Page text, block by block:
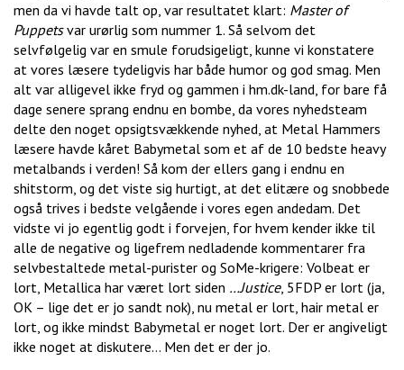
men da vi havde talt op, var resultatet klart: Master of
Puppetsvar urørlig som nummer 1. Så selvom det
selvfølgelig var en smule forudsigeligt, kunne vi konstatere
at vores læsere tydeligvis har både humor og god smag. Men
alt var alligevel ikke fryd og gammen i hm.dk-land, for bare få
dage senere sprang endnu en bombe, da vores nyhedsteam
delte den noget opsigtsvækkende nyhed, at Metal Hammers
læsere havde kåret Babymetal som et af de 10 bedste heavy
metalbands i verden! Så kom der ellers gang i endnu en
shitstorm, og det viste sig hurtigt, at det elitære og snobbede
også trives i bedste velgående i vores egen andedam. Det
vidste vi jo egentlig godt i forvejen, for hvem kender ikke til
alle de negative og ligefrem nedladende kommentarer fra
selvbestaltede metal-purister og SoMe-krigere: Volbeat er
lort, Metallica har været lort siden …Justice, 5FDP er lort (ja,
OK – lige det er jo sandt nok), nu metal er lort, hair metal er
lort, og ikke mindst Babymetal er noget lort. Der er angiveligt
ikke noget at diskutere… Men det er der jo.